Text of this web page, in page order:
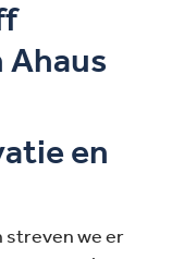
en
we er